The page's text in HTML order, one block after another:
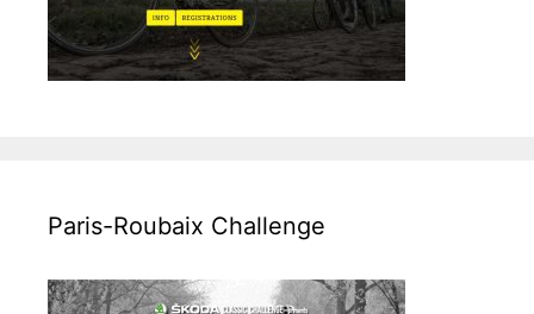
Paris-Roubaix Challenge